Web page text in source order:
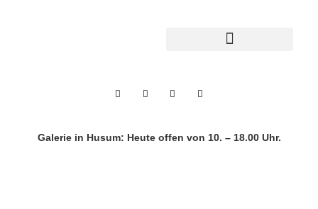
Galerie in Husum: Heute offen von 10. – 18.00 Uhr.